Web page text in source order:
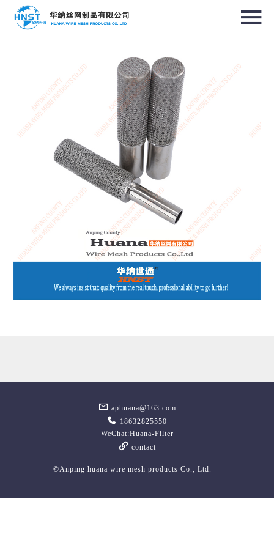
选择国家／地区
亚洲
中华人民共和国
North & South America
USA / English
Canada / English
©Anping huana wire mesh products Co., Ltd.
aphuana@163.com
18632825550
WeChat:Huana-Filter
contact